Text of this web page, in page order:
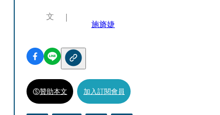
文
施旖婕
贊助本文 加入訂閱會員